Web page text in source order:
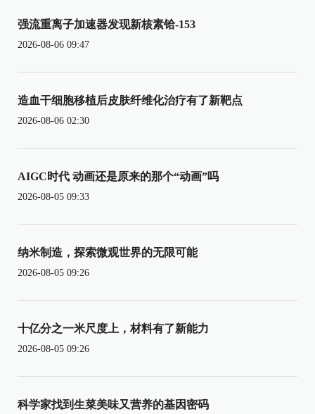
强流重离子加速器发现新核素铪-153
2026-08-06 09:47
造血干细胞移植后皮肤纤维化治疗有了新靶点
2026-08-06 02:30
AIGC时代 动画还是原来的那个“动画”吗
2026-08-05 09:33
纳米制造，探索微观世界的无限可能
2026-08-05 09:26
十亿分之一米尺度上，材料有了新能力
2026-08-05 09:26
科学家找到生菜美味又营养的基因密码